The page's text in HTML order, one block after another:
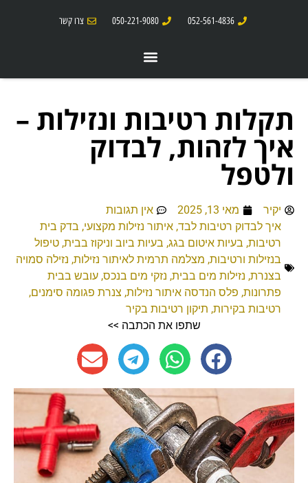
052-561-4836
050-221-9080 צרו קשר
תקלות רטיבות ונזילות –
איך לזהות, לבדוק
ולטפל
יקיר מאי 13, 2025
אין תגובות
איך לבדוק רטיבות לבד, איתור נזילות מקצועי, בדק בית
רטיבות, בעיות איטום בגג, בעיות ביוב וניקוז בבית, טיפול
בנזילות ורטיבות, מצלמה תרמית לאיתור נזילות, נזילה סמויה
בצנרת, נזילות מים בבית, נזקי מים בנכס, עובש בבית
פתרונות, פלס הנדסה איתור נזילות, צנרת פגומה סימנים,
רטיבות בקירות, תיקון רטיבות בקיר
שתפו את הכתבה >>